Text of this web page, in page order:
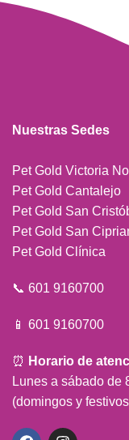
Nuestras Sedes
Pet Gold Victoria
Pet Gold Cantalejo
Pet Gold San
Pet Gold San
Pet Gold Clínica
📞 601 9160700
📱 601 9160700
⏰ Horario de
Lunes a sábado de
(domingos y